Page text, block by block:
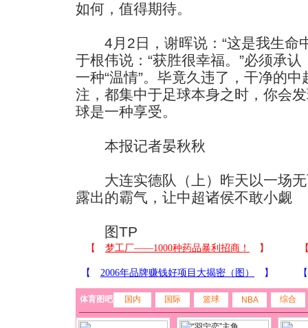
如何，值得期待。
4月2日，谢晖说：“这是我生命
于根伟说：“获胜很幸福。”必须承
一种“温情”。毕竟久违了，干净的
注，都集中于足球本身之时，你会
球是一种享受。
本报记者晏秋秋
大连实德队（上）昨天以一场无
露出的霸气，让中超诸侯不敢小觑
图TP
体育图吧 国内 国际 篮球 NBA 综合